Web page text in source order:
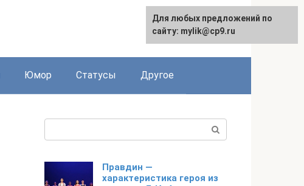
English
Юмор Статусы Другое
Правдин —
характеристика героя из
Для любых предложений по
сайту: mylik@cp9.ru